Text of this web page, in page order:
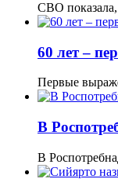
СВО показала,
60 лет –
Первые
В
В